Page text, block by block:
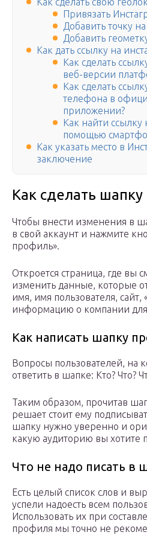
Привязать
Добавить точку
Добавить
Как дать ссылку на
Как сделать
веб-версии
Как сделать
телефона в
приложении?
Как найти ссылку
помощью
Как указать место в
заключение
Как сделать шапку
Чтобы внести изменения в
в свой аккаунт и нажмите
профиль».
Откроется страница, где вы
изменить данные, которые
имя, имя пользователя, сайт,
информацию о компании для
Как написать шапку
Вопросы пользователей, на
ответить в шапке: Кто? Что?
Таким образом, прочитав
решает стоит ему
шапку нужно уверенно и
какую аудиторию вы хотите
Что не надо писать в
Есть целый список слов и
успели надоесть всем
Использовать их при
профиля мы точно не